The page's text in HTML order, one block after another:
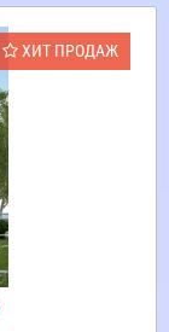
ХИТ ПРОДАЖ